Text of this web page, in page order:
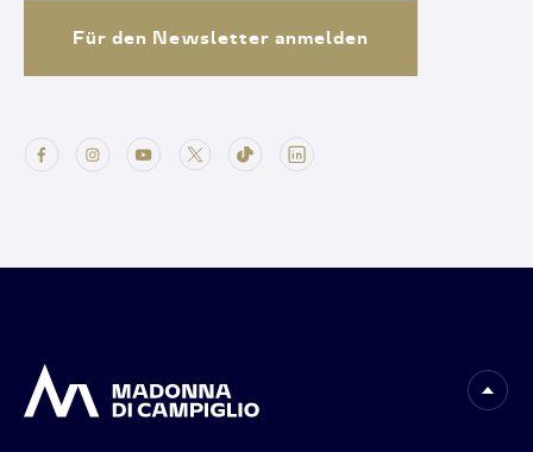
Für den Newsletter anmelden